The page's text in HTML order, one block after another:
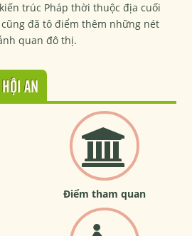
trúc Pháp thời thuộc địa cuối
đã tô điểm thêm những nét
quan đô thị.
AN
Điểm tham quan